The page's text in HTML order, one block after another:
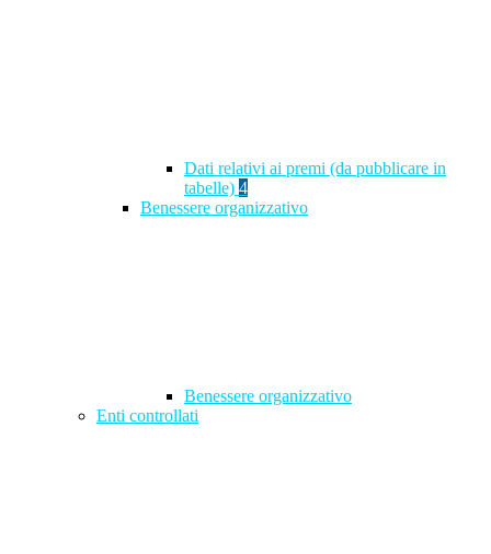
Dati relativi ai premi (da pubblicare in
tabelle) 4
Benessere organizzativo
Benessere organizzativo
Enti controllati